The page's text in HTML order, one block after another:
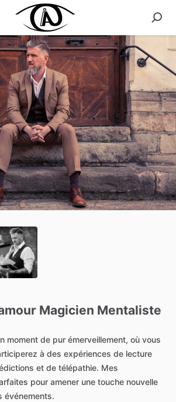
Magicien Mentaliste
moment de pur émerveillement, où vous
à des expériences de lecture
et de télépathie. Mes
pour amener une touche nouvelle
événements.